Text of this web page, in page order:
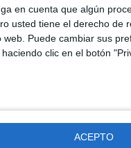
en cuenta que algún
usted tiene el derecho de
Puede cambiar sus
clic en el botón
ACEPTO